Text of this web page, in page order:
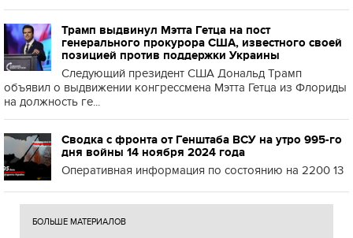
Трамп выдвинул Мэтта Гетца на пост
генерального прокурора США, известного своей
позицией против поддержки Украины
Следующий президент США Дональд Трамп
объявил о выдвижении конгрессмена Мэтта Гетца из Флориды
на должность ге...
Сводка с фронта от Генштаба ВСУ на утро 995-го
дня войны 14 ноября 2024 года
Оперативная информация по состоянию на 2200 13
БОЛЬШЕ МАТЕРИАЛОВ